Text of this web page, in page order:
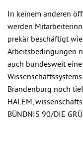
In keinem anderen
werden
prekär beschäftigt
Arbeitsbedingungen
auch bundesweit
Brandenburg noch
HALEM,
BÜNDNIS 90/DIE